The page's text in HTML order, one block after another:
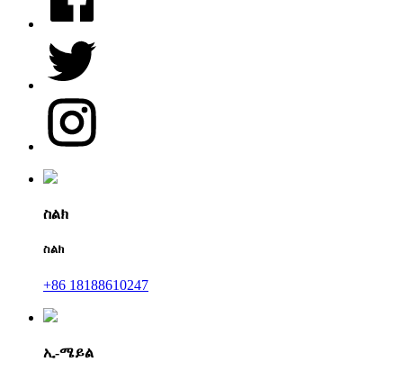
ስልክ
ስልክ
+86 18188610247
ኢ-ሜይል